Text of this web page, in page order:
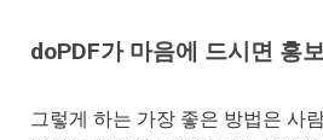
doPDF가 마음에 드시면 홍
그렇게 하는 가장 좋은 방법은 사